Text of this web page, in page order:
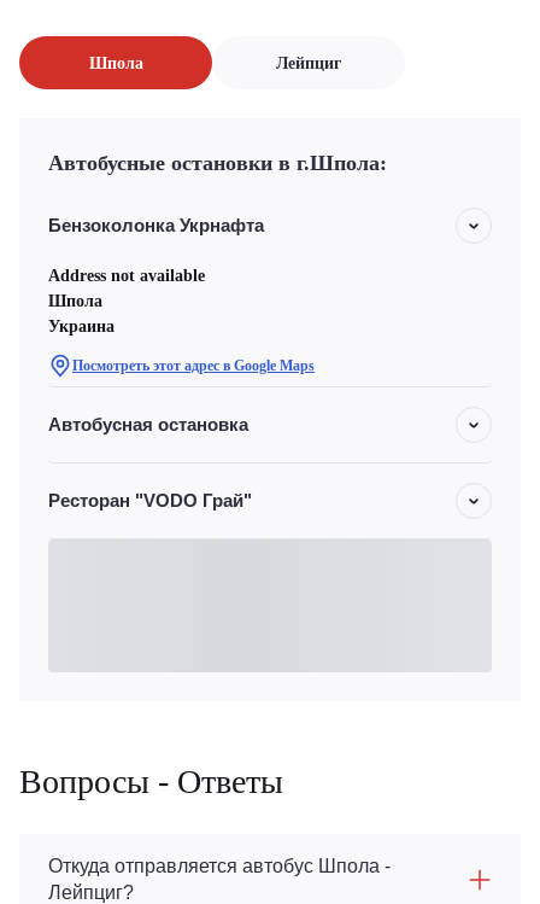
Шпола Лейпциг
Автобусные остановки в г.Шпола:
Бензоколонка Укрнафта
Address not available
Шпола
Украина
Посмотреть этот адрес в Google Maps
Автобусная остановка
Ресторан "VODO Грай"
Вопросы - Ответы
Откуда отправляется автобус Шпола -
Лейпциг?